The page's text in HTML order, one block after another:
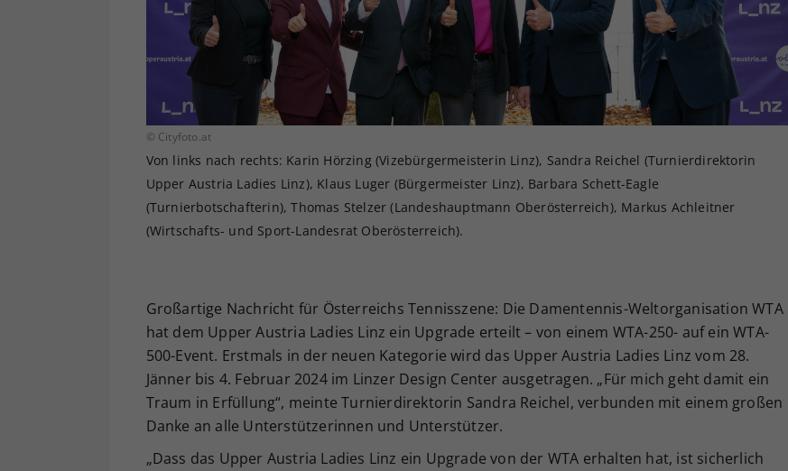
© Cityfoto.at
Von links nach rechts: Karin Hörzing (Vizebürgermeisterin Linz), Sandra Reichel (Turnierdirektorin
Upper Austria Ladies Linz), Klaus Luger (Bürgermeister Linz), Barbara Schett-Eagle
(Turnierbotschafterin), Thomas Stelzer (Landeshauptmann Oberösterreich), Markus Achleitner
(Wirtschafts- und Sport-Landesrat Oberösterreich).
Großartige Nachricht für Österreichs Tennisszene: Die Damentennis-Weltorganisation WTA
hat dem Upper Austria Ladies Linz ein Upgrade erteilt – von einem WTA-250- auf ein WTA-
500-Event. Erstmals in der neuen Kategorie wird das Upper Austria Ladies Linz vom 28.
Jänner bis 4. Februar 2024 im Linzer Design Center ausgetragen. „Für mich geht damit ein
Traum in Erfüllung“, meinte Turnierdirektorin Sandra Reichel, verbunden mit einem großen
Danke an alle Unterstützerinnen und Unterstützer.
„Dass das Upper Austria Ladies Linz ein Upgrade von der WTA erhalten hat, ist sicherlich
Ihrer vorgenommen Einstellungen, falls der
Webseiten-Betreiber dies eingestellt hat.